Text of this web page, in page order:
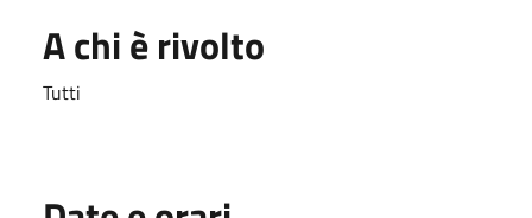
A chi è rivolto
Tutti